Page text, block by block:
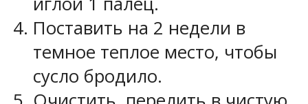
Поставить на 2 недели в
темное теплое место, чтобы
сусло бродило.